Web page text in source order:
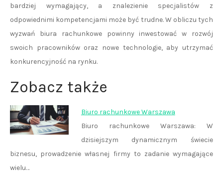
bardziej wymagający, a znalezienie specjalistów z
odpowiednimi kompetencjami może być trudne. W obliczu tych
wyzwań biura rachunkowe powinny inwestować w rozwój
swoich pracowników oraz nowe technologie, aby utrzymać
konkurencyjność na rynku.
Zobacz także
Biuro rachunkowe Warszawa
Biuro rachunkowe Warszawa: W
dzisiejszym dynamicznym świecie
biznesu, prowadzenie własnej firmy to zadanie wymagające
wielu…